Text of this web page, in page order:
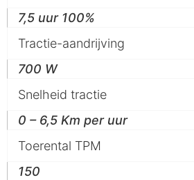
7,5 uur 100%
Tractie-aandrijving
700 W
Snelheid tractie
0 – 6,5 Km per uur
Toerental TPM
150